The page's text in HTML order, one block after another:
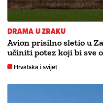
DRAMA U ZRAKU
Avion prisilno sletio u
učiniti potez koji bi sve
Hrvatska i svijet